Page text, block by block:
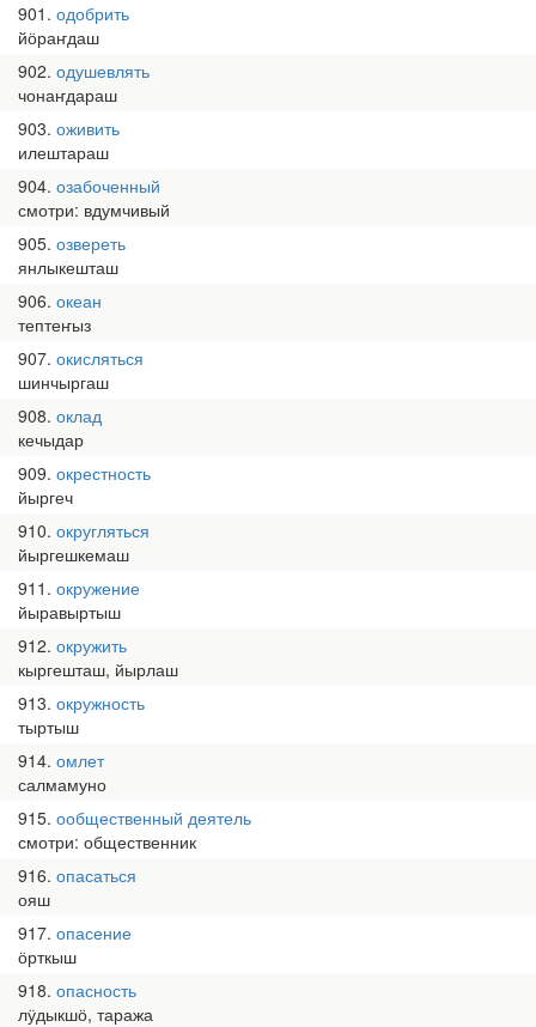
901 одобрить
йӧраҥдаш
902 одушевлять
чонаҥдараш
903 оживить
илештараш
904 озабоченный
смотри: вдумчивый
905 озвереть
янлыкешташ
906 океан
тептеҥыз
907 окисляться
шинчыргаш
908 оклад
кечыдар
909 окрестность
йыргеч
910 округляться
йыргешкемаш
911 окружение
йыравыртыш
912 окружить
кыргешташ, йырлаш
913 окружность
тыртыш
914 омлет
салмамуно
915 ообщественный деятель
смотри: общественник
916 опасаться
ояш
917 опасение
ӧрткыш
918 опасность
лӱдыкшӧ, таража